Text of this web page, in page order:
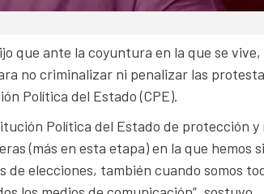
que ante la coyuntura en la que se vive,
no criminalizar ni penalizar las
Política del Estado (CPE).
Política del Estado de protección y
(más en esta etapa) en la que hemos
elecciones, también cuando somos